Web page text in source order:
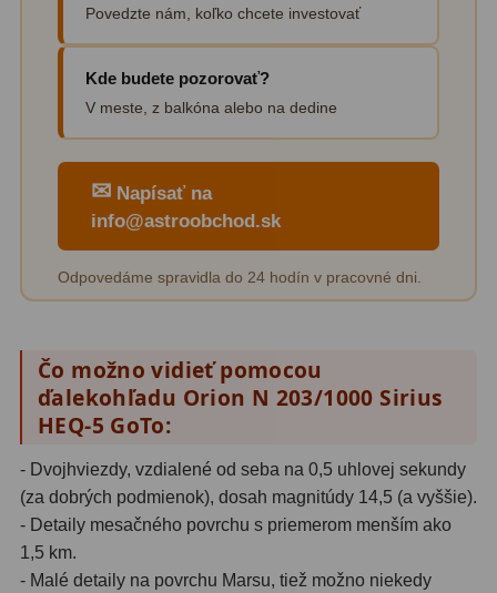
Mikroskopy93
Školské 19
Digitální8
Vreckové10
Domáci21
Pokročilé
Profesionálne 9
Čidlá2
Teplomery a vlhkomery15
Povedzte nám, koľko chcete investovať
Kde budete pozorovať?
V meste, z balkóna alebo na dedine
✉ Napísať na
info@astroobchod.sk
Odpovedáme spravidla do 24 hodín v pracovné dni.
Čo možno vidieť pomocou
ďalekohľadu Orion N 203/1000 Sirius
HEQ-5 GoTo:
- Dvojhviezdy, vzdialené od seba na 0,5 uhlovej sekundy
(za dobrých podmienok), dosah magnitúdy 14,5 (a vyššie).
- Detaily mesačného povrchu s priemerom menším ako
1,5 km.
- Malé detaily na povrchu Marsu, tiež možno niekedy